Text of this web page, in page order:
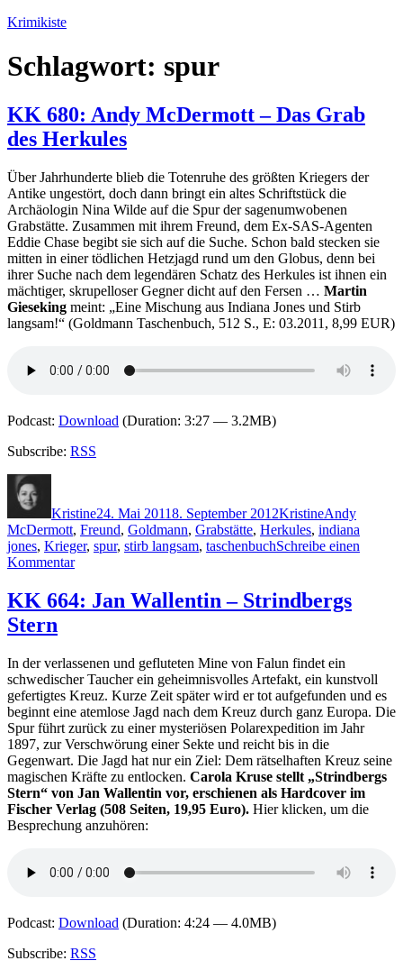
Zum
springen
Krimikiste
Schlagwort: spur
KK 680: Andy McDermott – Das Grab
des Herkules
Über Jahrhunderte blieb die Totenruhe des größten Kriegers der
Antike ungestört, doch dann bringt ein altes Schriftstück die
Archäologin Nina Wilde auf die Spur der sagenumwobenen
Grabstätte. Zusammen mit ihrem Freund, dem Ex-SAS-Agenten
Eddie Chase begibt sie sich auf die Suche. Schon bald stecken sie
mitten in einer tödlichen Hetzjagd rund um den Globus, denn bei
ihrer Suche nach dem legendären Schatz des Herkules ist ihnen ein
mächtiger, skrupelloser Gegner dicht auf den Fersen … Martin
Gieseking meint: „Eine Mischung aus Indiana Jones und Stirb
langsam!“ (Goldmann Taschenbuch, 512 S., E: 03.2011, 8,99 EUR)
Podcast: Download (Duration: 3:27 — 3.2MB)
Subscribe: RSS
Kristine24. Mai 20118. September 2012KristineAndy
McDermott, Freund, Goldmann, Grabstätte, Herkules, indiana
jones, Krieger, spur, stirb langsam, taschenbuchSchreibe einen
Kommentarzu
680:
Andy
Das
Grab
des
Herkules
KK 664: Jan Wallentin – Strindbergs
Stern
In der verlassenen und gefluteten Mine von Falun findet ein
schwedischer Taucher ein geheimnisvolles Artefakt, ein kunstvoll
gefertigtes Kreuz. Kurze Zeit später wird er tot aufgefunden und es
beginnt eine atemlose Jagd nach dem Kreuz durch ganz Europa. Die
Spur führt zurück zu einer mysteriösen Polarexpedition im Jahr
1897, zur Verschwörung einer Sekte und reicht bis in die
Gegenwart. Die Jagd hat nur ein Ziel: Dem rätselhaften Kreuz seine
magischen Kräfte zu entlocken. Carola Kruse stellt „Strindbergs
Stern“ von Jan Wallentin vor, erschienen als Hardcover im
Fischer Verlag (508 Seiten, 19,95 Euro). Hier klicken, um die
Besprechung anzuhören:
Podcast: Download (Duration: 4:24 — 4.0MB)
Subscribe: RSS